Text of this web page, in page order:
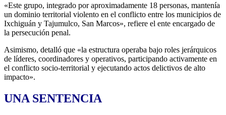
«Este grupo, integrado por aproximadamente 18 personas, mantenía
un dominio territorial violento en el conflicto entre los municipios de
Ixchiguán y Tajumulco, San Marcos», refiere el ente encargado de
la persecución penal.
Asimismo, detalló que «la estructura operaba bajo roles jerárquicos
de líderes, coordinadores y operativos, participando activamente en
el conflicto socio-territorial y ejecutando actos delictivos de alto
impacto».
UNA SENTENCIA